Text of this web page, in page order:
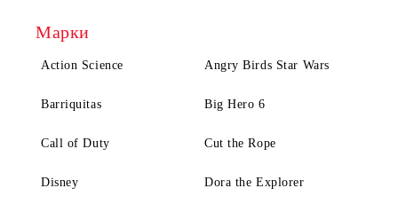
Марки
Action Science Angry Birds Star Wars
Barriquitas Big Hero 6
Call of Duty Cut the Rope
Disney Dora the Explorer